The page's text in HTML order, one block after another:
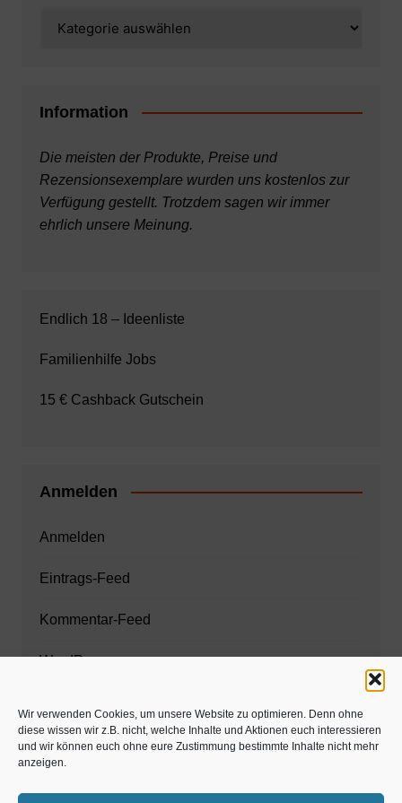
Wir verwenden Cookies, um unsere Website zu optimieren. Denn ohne
diese wissen wir z.B. nicht, welche Inhalte und Aktionen euch interessieren
und wir können euch ohne eure Zustimmung bestimmte Inhalte nicht mehr
anzeigen.
Information
Die meisten der Produkte, Preise und
Rezensionsexemplare wurden uns kostenlos zur
Verfügung gestellt. Trotzdem sagen wir immer
ehrlich unsere Meinung.
Endlich 18 – Ideenliste
Familienhilfe Jobs
15 € Cashback Gutschein
Anmelden
Anmelden
Eintrags-Feed
Kommentar-Feed
WordPress.org
Zahnarzt München
www.estaregistrierung.org – ESTA